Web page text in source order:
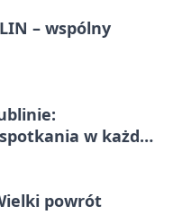
– wspólny
w każdą
powrót